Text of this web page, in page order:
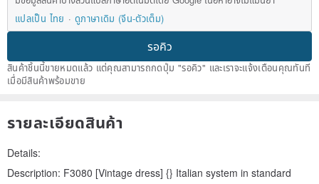
แปลเป็น ไทย
ดูภาษาเดิม (จีน-ตัวเต็ม)
รอคิว
สินค้าชิ้นนี้ขายหมดแล้ว แต่คุณสามารถกดปุ่ม "รอคิว" และเราจะแจ้งเตือนคุณทันที
เมื่อมีสินค้าพร้อมขาย
รายละเอียดสินค้า
Details:
Description: F3080 [Vintage dress] {} Italian system in standard